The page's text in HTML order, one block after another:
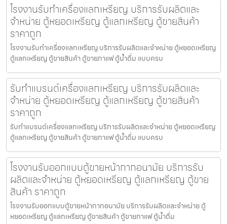
โรงงานรับทำเครื่องแลกเหรียญ บริการรับผลิตและ
จำหน่าย ตู้หยอดเหรียญ ตู้แลกเหรียญ ตู้ขายสินค้า
ราคาถูก
โรงงานรับทำเครื่องแลกเหรียญ บริการรับผลิตและจำหน่าย ตู้หยอดเหรียญ
ตู้แลกเหรียญ ตู้ขายสินค้า ตู้ขายกาแฟ ตู้น้ำดื่ม แบบครบ
รับทำแบรนด์เครื่องแลกเหรียญ บริการรับผลิตและ
จำหน่าย ตู้หยอดเหรียญ ตู้แลกเหรียญ ตู้ขายสินค้า
ราคาถูก
รับทำแบรนด์เครื่องแลกเหรียญ บริการรับผลิตและจำหน่าย ตู้หยอดเหรียญ
ตู้แลกเหรียญ ตู้ขายสินค้า ตู้ขายกาแฟ ตู้น้ำดื่ม แบบครบ
โรงงานรับออกแบบตู้ขายหน้ากากอนามัย บริการรับ
ผลิตและจำหน่าย ตู้หยอดเหรียญ ตู้แลกเหรียญ ตู้ขาย
สินค้า ราคาถูก
โรงงานรับออกแบบตู้ขายหน้ากากอนามัย บริการรับผลิตและจำหน่าย ตู้
หยอดเหรียญ ตู้แลกเหรียญ ตู้ขายสินค้า ตู้ขายกาแฟ ตู้น้ำดื่ม